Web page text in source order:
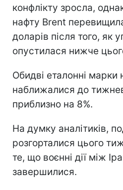
конфлікту зросла,
нафту Brent
доларів після того, як
опустилася нижче
Обидві еталонні марки
наближалися до
приблизно на 8%.
На думку аналітиків,
розгорталися цього
те, що воєнні дії між
завершилися.